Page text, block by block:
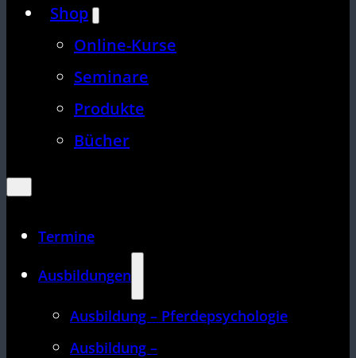
Shop
Online-Kurse
Seminare
Produkte
Bücher
Termine
Ausbildungen
Ausbildung – Pferdepsychologie
Ausbildung –